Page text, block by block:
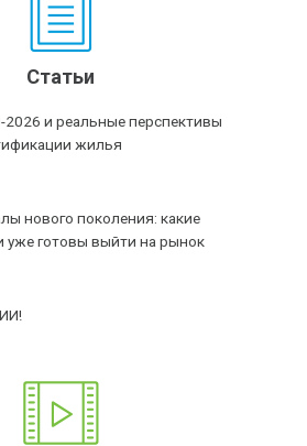
Статьи
и реальные перспективы
жилья
нового поколения: какие
уже готовы выйти на рынок